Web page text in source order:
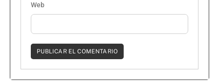
Web